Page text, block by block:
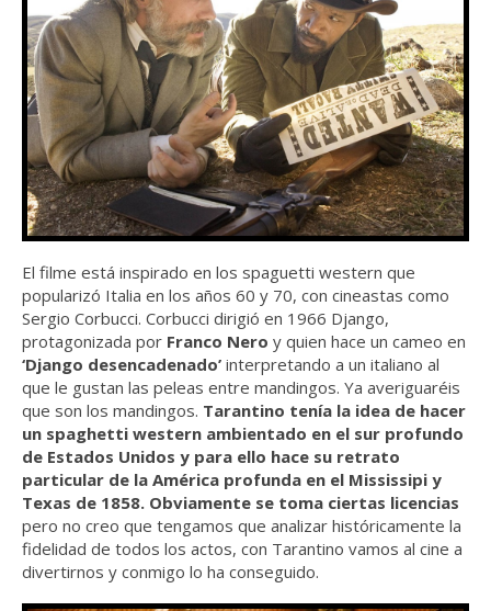
El filme está inspirado en los spaguetti western que
popularizó Italia en los años 60 y 70, con cineastas como
Sergio Corbucci. Corbucci dirigió en 1966 Django,
protagonizada por Franco Nero y quien hace un cameo en
‘Django desencadenado’ interpretando a un italiano al
que le gustan las peleas entre mandingos. Ya averiguaréis
que son los mandingos. Tarantino tenía la idea de hacer
un spaghetti western ambientado en el sur profundo
de Estados Unidos y para ello hace su retrato
particular de la América profunda en el Mississipi y
Texas de 1858. Obviamente se toma ciertas licencias
pero no creo que tengamos que analizar históricamente la
fidelidad de todos los actos, con Tarantino vamos al cine a
divertirnos y conmigo lo ha conseguido.